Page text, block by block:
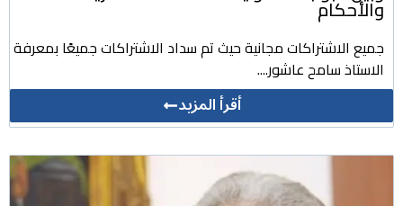
والأحكام
جميع الاشتراكات مجانية حيث تم سداد الاشتراكات جميعًا بمعرفة
الاستاذ سامح عاشور....
أقرأ المزيد